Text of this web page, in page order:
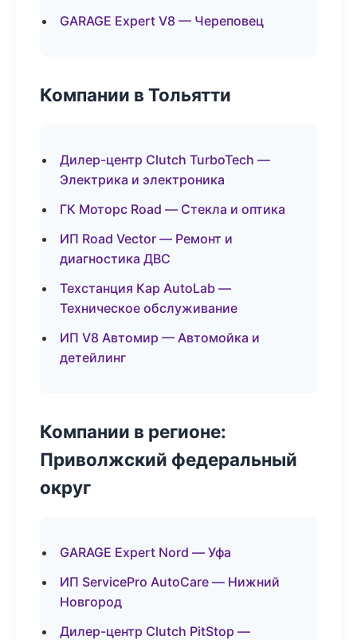
GARAGE Expert V8 — Череповец
Компании в Тольятти
Дилер-центр Clutch TurboTech —
Электрика и электроника
ГК Моторс Road — Стекла и оптика
ИП Road Vector — Ремонт и
диагностика ДВС
Техстанция Кар AutoLab —
Техническое обслуживание
ИП V8 Автомир — Автомойка и
детейлинг
Компании в регионе:
Приволжский федеральный
округ
GARAGE Expert Nord — Уфа
ИП ServicePro AutoCare — Нижний
Новгород
Дилер-центр Clutch PitStop —